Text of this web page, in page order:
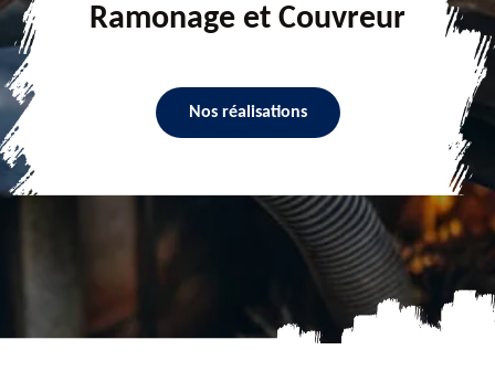
Ramonage et Couvreur
Nos réalisations